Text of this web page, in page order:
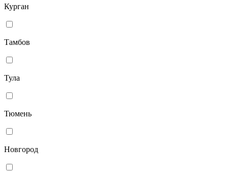
Курган
Тамбов
Тула
Тюмень
Новгород